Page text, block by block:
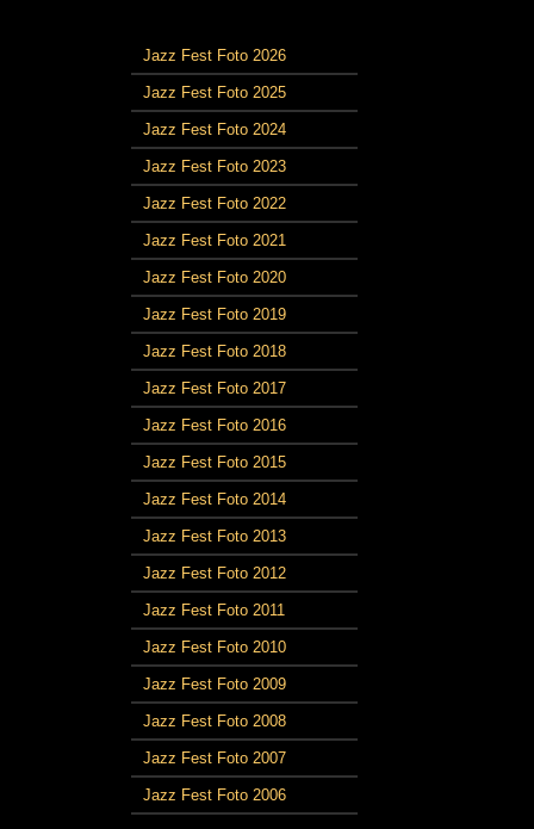
Jazz Fest Foto 2026
Jazz Fest Foto 2025
Jazz Fest Foto 2024
Jazz Fest Foto 2023
Jazz Fest Foto 2022
Jazz Fest Foto 2021
Jazz Fest Foto 2020
Jazz Fest Foto 2019
Jazz Fest Foto 2018
Jazz Fest Foto 2017
Jazz Fest Foto 2016
Jazz Fest Foto 2015
Jazz Fest Foto 2014
Jazz Fest Foto 2013
Jazz Fest Foto 2012
Jazz Fest Foto 2011
Jazz Fest Foto 2010
Jazz Fest Foto 2009
Jazz Fest Foto 2008
Jazz Fest Foto 2007
Jazz Fest Foto 2006